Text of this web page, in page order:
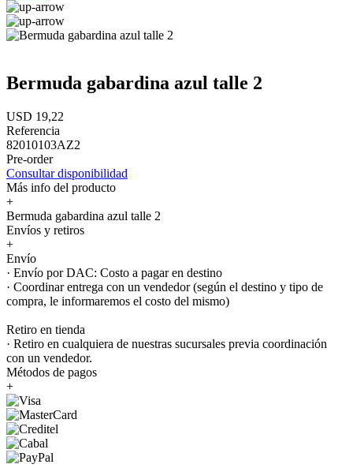
Bermuda gabardina azul talle 2
USD 19,22
Referencia
82010103AZ2
Pre-order
Consultar disponibilidad
Más info del producto
+
Bermuda gabardina azul talle 2
Envíos y retiros
+
Envío
· Envío por DAC: Costo a pagar en destino
· Coordinar entrega con un vendedor (según el destino y tipo de
compra, le informaremos el costo del mismo)
Retiro en tienda
· Retiro en cualquiera de nuestras sucursales previa coordinación
con un vendedor.
Métodos de pagos
+